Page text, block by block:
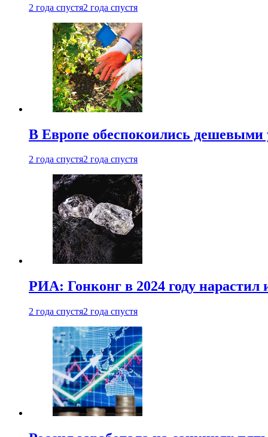
2 года спустя2 года спустя
В Европе обеспокоились дешевыми
2 года спустя2 года спустя
РИА: Гонконг в 2024 году нарастил
2 года спустя2 года спустя